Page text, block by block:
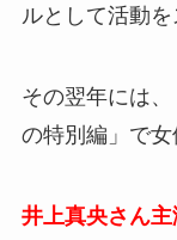
ルとして活動を
その翌年には
の特別編」で女
井上真央さん主